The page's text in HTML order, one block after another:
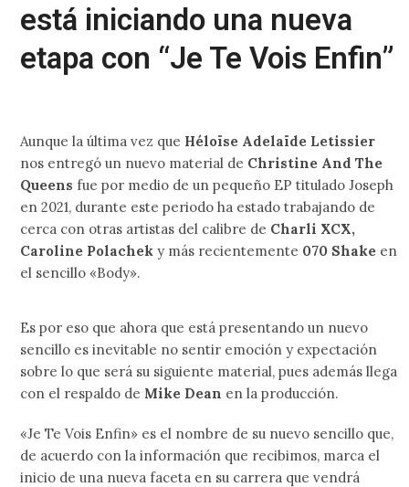
está iniciando una nueva
etapa con “Je Te Vois Enfin”
Aunque la última vez que Héloïse Adelaïde Letissier
nos entregó un nuevo material de Christine And The
Queens fue por medio de un pequeño EP titulado Joseph
en 2021, durante este periodo ha estado trabajando de
cerca con otras artistas del calibre de Charli XCX,
Caroline Polachek y más recientemente 070 Shake en
el sencillo «Body».
Es por eso que ahora que está presentando un nuevo
sencillo es inevitable no sentir emoción y expectación
sobre lo que será su siguiente material, pues además llega
con el respaldo de Mike Dean en la producción.
«Je Te Vois Enfin» es el nombre de su nuevo sencillo que,
de acuerdo con la información que recibimos, marca el
inicio de una nueva faceta en su carrera que vendrá